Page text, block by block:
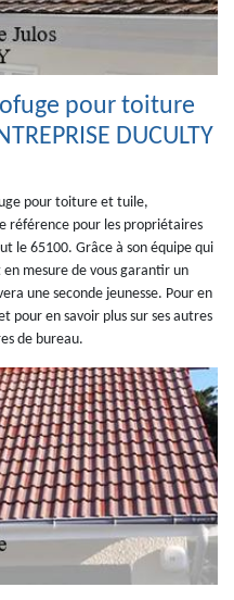
pour toiture
DUCULTY
pour toiture et tuile,
référence pour les propriétaires
le 65100. Grâce à son équipe qui
mesure de vous garantir un
une seconde jeunesse. Pour en
pour en savoir plus sur ses autres
de bureau.